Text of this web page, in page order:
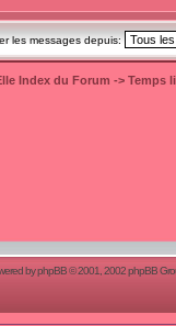
les messages depuis:
Index du Forum -> Temps
byphpBB© 2001, 2002 phpBB